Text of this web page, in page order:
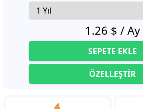
1.26 $ / Ay
SEPETE EKLE
ÖZELLEŞTİR